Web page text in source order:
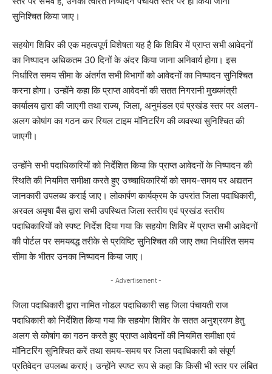
सुनिश्चित किया जाए।
सहयोग शिविर की एक महत्वपूर्ण विशेषता यह है कि शिविर में प्राप्त सभी आवेदनों
का निष्पादन अधिकतम 30 दिनों के अंदर किया जाना अनिवार्य होगा। इस
निर्धारित समय सीमा के अंतर्गत सभी विभागों को आवेदनों का निष्पादन सुनिश्चित
करना होगा। उन्होंने कहा कि प्राप्त आवेदनों की सतत निगरानी मुख्यमंत्री
कार्यालय द्वारा की जाएगी तथा राज्य, जिला, अनुमंडल एवं प्रखंड स्तर पर अलग-
अलग कोषांग का गठन कर रियल टाइम मॉनिटरिंग की व्यवस्था सुनिश्चित की
जाएगी।
उन्होंने सभी पदाधिकारियों को निर्देशित किया कि प्राप्त आवेदनों के निष्पादन की
स्थिति की नियमित समीक्षा करते हुए उच्चाधिकारियों को समय-समय पर अद्यतन
जानकारी उपलब्ध कराई जाए। लोकार्पण कार्यक्रम के उपरांत जिला पदाधिकारी,
अरवल अमृषा बैंस द्वारा सभी उपस्थित जिला स्तरीय एवं प्रखंड स्तरीय
पदाधिकारियों को स्पष्ट निर्देश दिया गया कि सहयोग शिविर में प्राप्त सभी आवेदनों
की पोर्टल पर समयबद्ध तरीके से प्रविष्टि सुनिश्चित की जाए तथा निर्धारित समय
सीमा के भीतर उनका निष्पादन किया जाए।
- Advertisement -
जिला पदाधिकारी द्वारा नामित नोडल पदाधिकारी सह जिला पंचायती राज
पदाधिकारी को निर्देशित किया गया कि सहयोग शिविर के सतत अनुश्रवण हेतु
अलग से कोषांग का गठन करते हुए प्राप्त आवेदनों की नियमित समीक्षा एवं
मॉनिटरिंग सुनिश्चित करें तथा समय-समय पर जिला पदाधिकारी को संपूर्ण
प्रतिवेदन उपलब्ध कराएं। उन्होंने स्पष्ट रूप से कहा कि किसी भी स्तर पर लंबित